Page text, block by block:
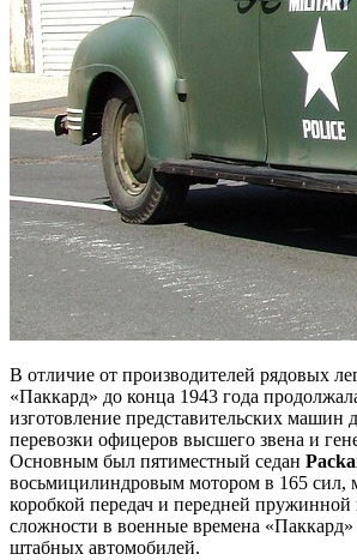
В отличие от производителей рядовых
«Паккард» до конца 1943 года
изготовление представительских машин
перевозки офицеров высшего звена и
Основным был пятиместный седан
восьмицилиндровым мотором в 165 сил,
коробкой передач и передней
сложности в военные времена
штабных автомобилей.